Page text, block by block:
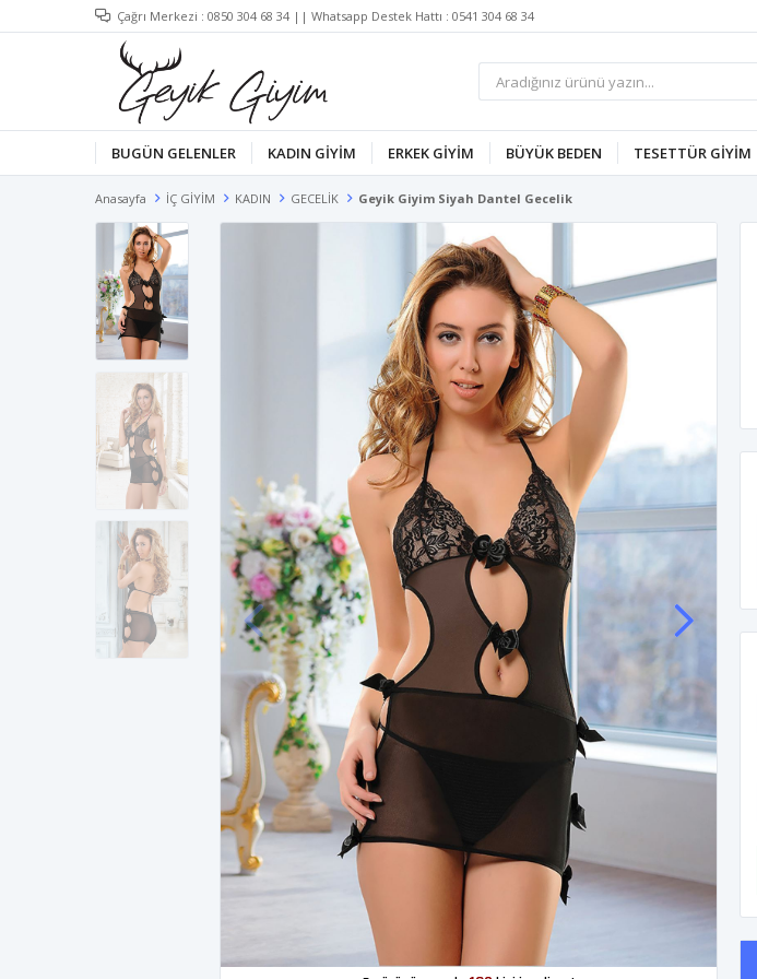
Çağrı Merkezi : 0850 304 68 34 || Whatsapp Destek Hattı : 0541 304 68 34
BUGÜN GELENLER KADIN GİYİM ERKEK GİYİM BÜYÜK BEDEN TESETTÜR GİYİM
Anasayfa İÇ GİYİM KADIN GECELİK Geyik Giyim Siyah Dantel Gecelik